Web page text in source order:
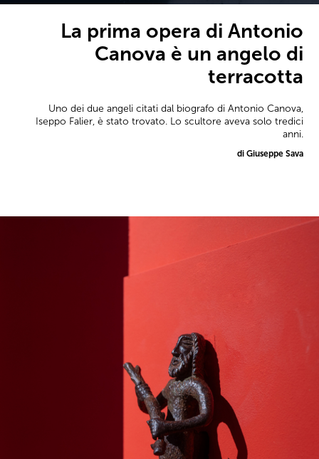
La prima opera di Antonio
Canova è un angelo di
terracotta
Uno dei due angeli citati dal biografo di Antonio Canova,
Iseppo Falier, è stato trovato. Lo scultore aveva solo tredici
anni.
di Giuseppe Sava